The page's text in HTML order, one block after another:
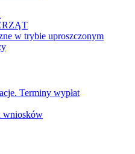
w trybie uproszczonym
Terminy wypłat
wniosków